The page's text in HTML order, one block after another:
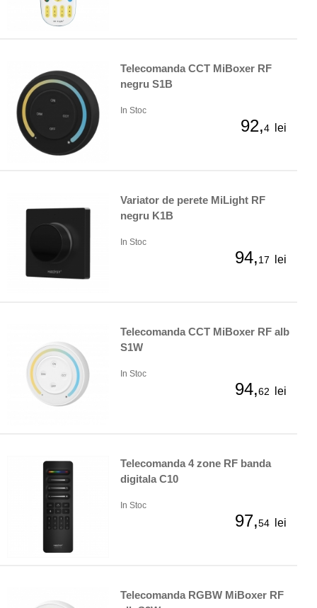
Telecomanda CCT MiBoxer RF
negru S1B
In Stoc
92,4 lei
Variator de perete MiLight RF
negru K1B
In Stoc
94,17 lei
Telecomanda CCT MiBoxer RF alb
S1W
In Stoc
94,62 lei
Telecomanda 4 zone RF banda
digitala C10
In Stoc
97,54 lei
Telecomanda RGBW MiBoxer RF